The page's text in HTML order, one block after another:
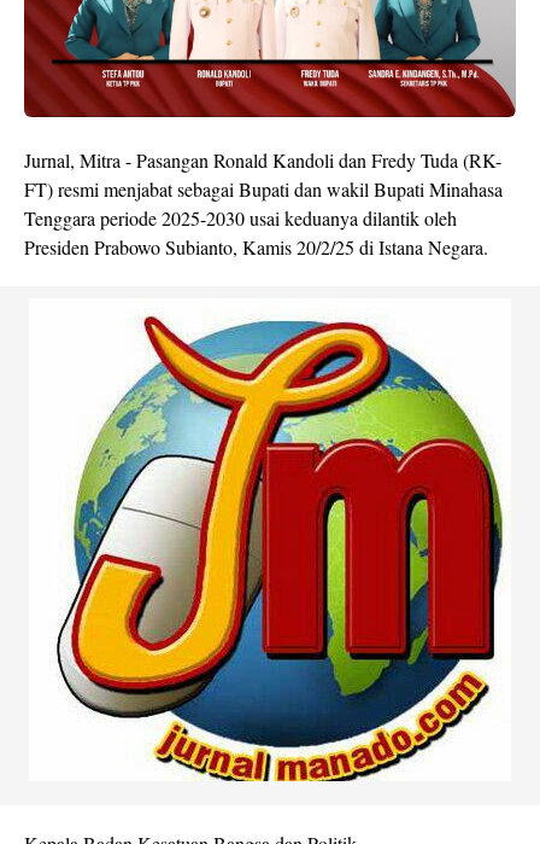
Jurnal, Mitra - Pasangan Ronald Kandoli dan Fredy Tuda (RK-
FT) resmi menjabat sebagai Bupati dan wakil Bupati Minahasa
Tenggara periode 2025-2030 usai keduanya dilantik oleh
Presiden Prabowo Subianto, Kamis 20/2/25 di Istana Negara.